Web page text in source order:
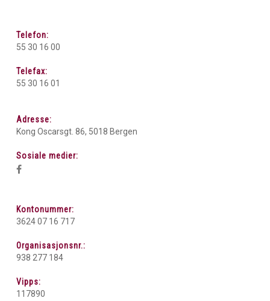
Telefon:
55 30 16 00
Telefax:
55 30 16 01
Adresse:
Kong Oscarsgt. 86, 5018 Bergen
Sosiale medier:
Kontonummer:
3624 07 16 717
Organisasjonsnr.:
938 277 184
Vipps:
117890